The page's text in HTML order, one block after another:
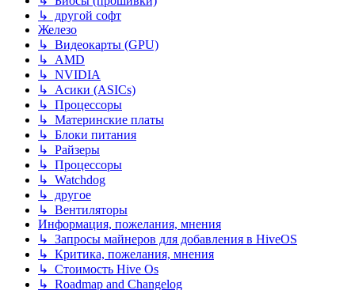
↳ другой софт
Железо
↳ Видеокарты (GPU)
↳ AMD
↳ NVIDIA
↳ Асики (ASICs)
↳ Процессоры
↳ Материнские платы
↳ Блоки питания
↳ Райзеры
↳ Процессоры
↳ Watchdog
↳ другое
↳ Вентиляторы
Информация, пожелания, мнения
↳ Запросы майнеров для добавления в HiveOS
↳ Критика, пожелания, мнения
↳ Стоимость Hive Os
↳ Roadmap and Changelog